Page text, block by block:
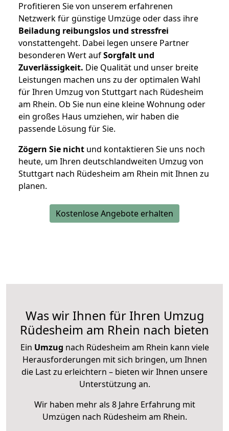
Profitieren Sie von unserem erfahrenen
Netzwerk für günstige Umzüge oder dass ihre
Beiladung reibungslos und stressfrei
vonstattengeht. Dabei legen unsere Partner
besonderen Wert aufSorgfalt und
Zuverlässigkeit. Die Qualität und unser breite
Leistungen machen uns zu der optimalen Wahl
für Ihren Umzug von Stuttgart nach Rüdesheim
am Rhein. Ob Sie nun eine kleine Wohnung oder
ein großes Haus umziehen, wir haben die
passende Lösung für Sie.
Zögern Sie nicht und kontaktieren Sie uns noch
heute, um Ihren deutschlandweiten Umzug von
Stuttgart nach Rüdesheim am Rhein mit Ihnen zu
planen.
Kostenlose Angebote erhalten
Was wir Ihnen für Ihren Umzug
Rüdesheim am Rhein nach bieten
Ein Umzug nach Rüdesheim am Rhein kann viele
Herausforderungen mit sich bringen, um Ihnen
die Last zu erleichtern – bieten wir Ihnen unsere
Unterstützung an.
Wir haben mehr als 8 Jahre Erfahrung mit
Umzügen nach Rüdesheim am Rhein.